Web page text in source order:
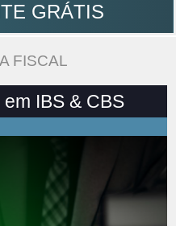
GRÁTIS
FISCAL
IBS & CBS